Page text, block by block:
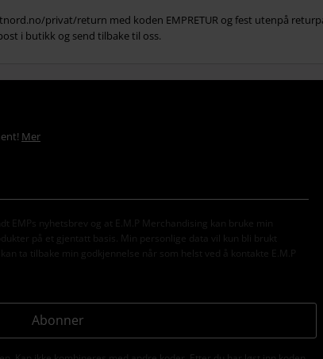
privat/return med koden EMPRETUR og fest utenpå
i butikk og send tilbake til oss.
Mer
EMPs nyhetsbrev og at E.M.P Merchandising kan bruke min
på et gjentatt basis. Min personlige data vil kun bli brukt
kan ta tilbake min godkjennelse når som helst ved å kontakte E.M.P
Abonner